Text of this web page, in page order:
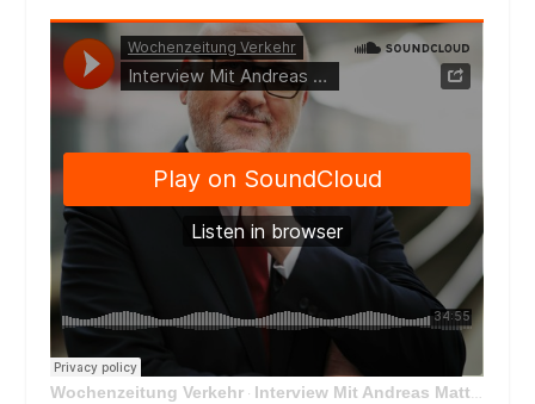
Wochenzeitung Verkehr · Interview Mit Andreas Matthä, CEO der ÖBB Holding